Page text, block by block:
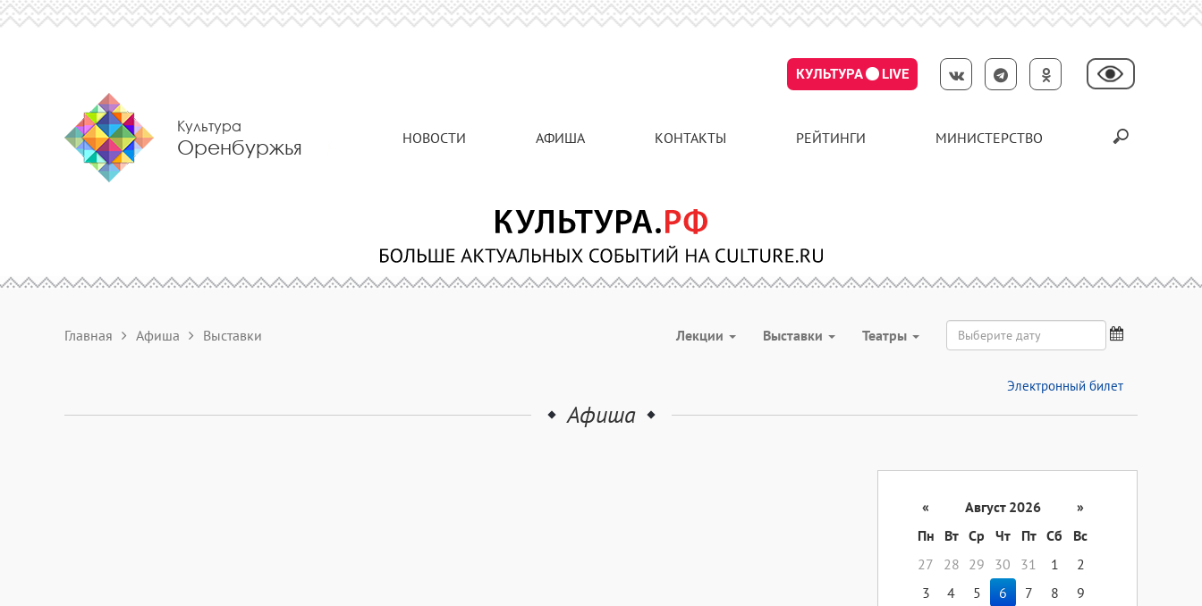
КУЛЬТУРА LIVE
Культура
Оренбуржья НОВОСТИ АФИША КОНТАКТЫ РЕЙТИНГИ МИНИСТЕРСТВО
Главная Афиша Выставки Лекции Выставки Театры
Электронный билет
Афиша
« Август 2026
»
Пн
Вт Ср Чт Пт Сб
Вс
27
28 29 30 31 1
2
3
4 5 6 7 8
9